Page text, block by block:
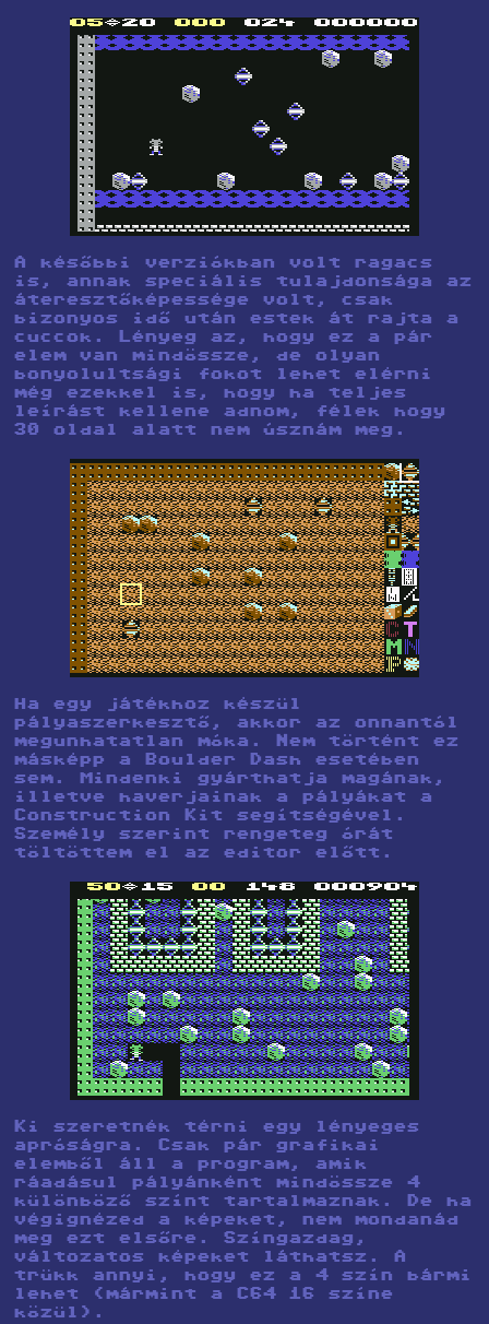
A későbbi verziókban volt ragacs
is, annak speciális tulajdonsága az
áteresztőképessége volt, csak
bizonyos idő után estek át rajta a
cuccok. Lényeg az, hogy ez a pár
elem van mindössze, de olyan
bonyolultsági fokot lehet elérni
még ezekkel is, hogy ha teljes
leírást kellene adnom, félek hogy
30 oldal alatt nem úsznám meg.
Ha egy játékhoz készül
pályaszerkesztő, akkor az onnantól
megunhatatlan móka. Nem történt ez
másképp a Boulder Dash esetében
sem. Mindenki gyárthatja magának,
illetve haverjainak a pályákat a
Construction Kit segítségével.
Személy szerint rengeteg órát
töltöttem el az editor előtt.
Ki szeretnék térni egy lényeges
apróságra. Csak pár grafikai
elemből áll a program, amik
ráadásul pályánként mindössze 4
különböző színt tartalmaznak. De ha
végignézed a képeket, nem mondanád
meg ezt elsőre. Színgazdag,
változatos képeket láthatsz. A
trükk annyi, hogy ez a 4 szín bármi
lehet (mármint a C64 16 színe
közül).